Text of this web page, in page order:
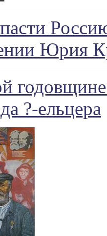
Юрия
?-ельцера